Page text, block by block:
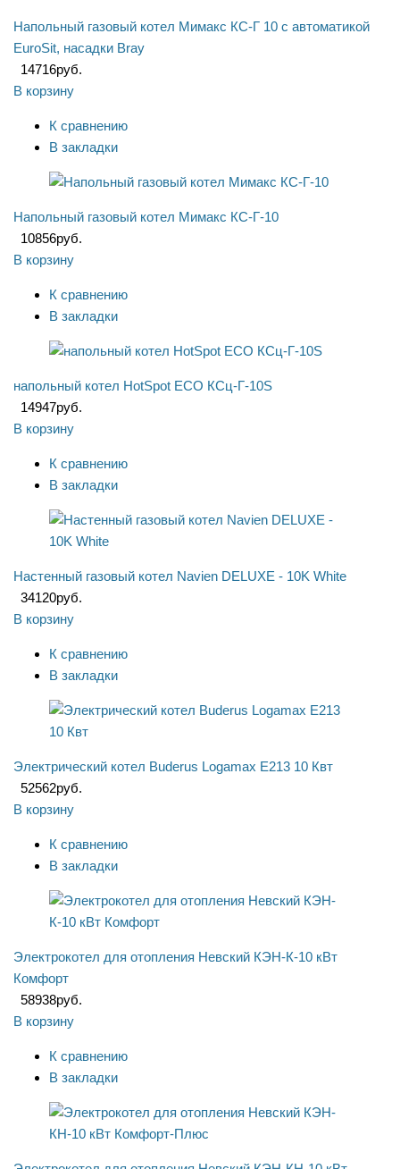
Напольный газовый котел Мимакс КС-Г 10 с автоматикой
EuroSit, насадки Bray
14716руб.
В корзину
К сравнению
В закладки
Напольный газовый котел Мимакс КС-Г-10
10856руб.
В корзину
К сравнению
В закладки
напольный котел HotSpot ECO КСц-Г-10S
14947руб.
В корзину
К сравнению
В закладки
Настенный газовый котел Navien DELUXE - 10K White
34120руб.
В корзину
К сравнению
В закладки
Электрический котел Buderus Logamax E213 10 Квт
52562руб.
В корзину
К сравнению
В закладки
Электрокотел для отопления Невский КЭН-К-10 кВт
Комфорт
58938руб.
В корзину
К сравнению
В закладки